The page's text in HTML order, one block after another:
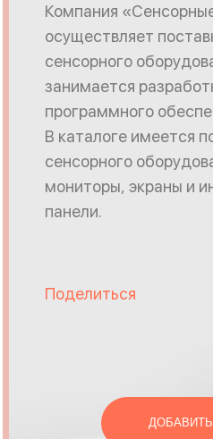
Компания
осуществляет
сенсорного
занимается
программного
В каталоге имеется
сенсорного
мониторы, экраны и
панели.
Поделиться